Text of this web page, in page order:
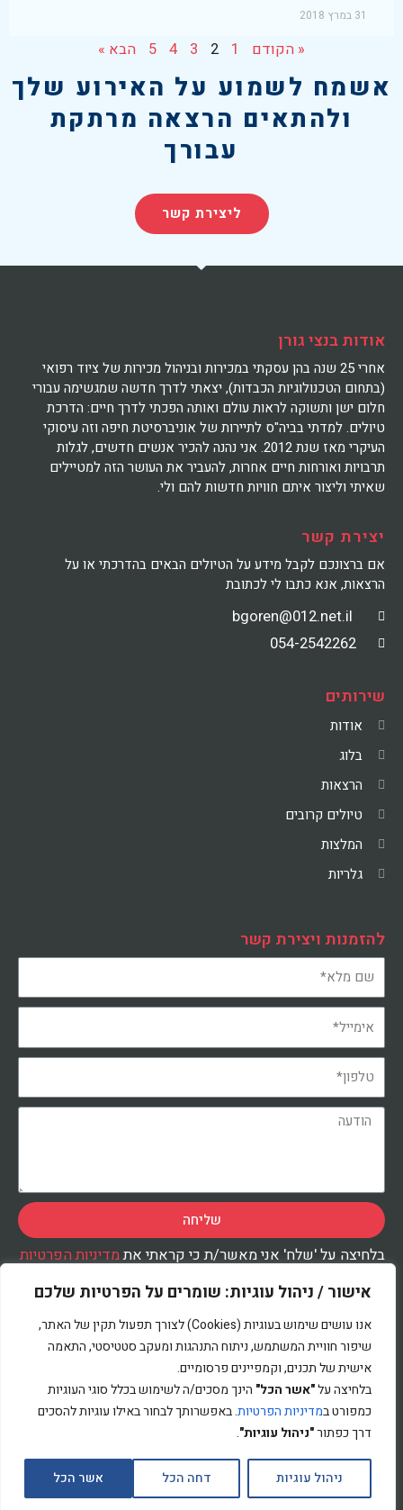
אישור / ניהול עוגיות: שומרים על הפרטיות שלכם
אנו עושים שימוש בעוגיות (Cookies) לצורך תפעול תקין של האתר,
שיפור חוויית המשתמש, ניתוח התנהגות ומעקב סטטיסטי, התאמה
אישית של תכנים, וקמפיינים פרסומיים.
בלחיצה על"אשר הכל" הינך מסכים/ה לשימוש בכלל סוגי העוגיות
כמפורט במדיניות הפרטיות. באפשרותך לבחור באילו עוגיות להסכים
דרך כפתור"ניהול עוגיות".
ניהול עוגיות דחה הכל אשר הכל
31 במרץ 2018
« הקודם 1
2
3
4
5 הבא »
אשמח לשמוע על האירוע שלך
ולהתאים הרצאה מרתקת
עבורך
ליצירת קשר
אודות בנצי גורן
אחרי 25 שנה בהן עסקתי במכירות ובניהול מכירות של ציוד רפואי
(בתחום הטכנולוגיות הכבדות), יצאתי לדרך חדשה שמגשימה עבורי
חלום ישן ותשוקה לראות עולם ואותה הפכתי לדרך חיים: הדרכת
טיולים. למדתי בביה"ס לתיירות של אוניברסיטת חיפה וזה עיסוקי
העיקרי מאז שנת 2012. אני נהנה להכיר אנשים חדשים, לגלות
תרבויות ואורחות חיים אחרות, להעביר את העושר הזה למטיילים
שאיתי וליצור איתם חוויות חדשות להם ולי.
יצירת קשר
אם ברצונכם לקבל מידע על הטיולים הבאים בהדרכתי או על
הרצאות, אנא כתבו לי לכתובת
054-2542262
שירותים
אודות
בלוג
הרצאות
טיולים קרובים
המלצות
גלריות
להזמנות ויצירת קשר
שליחה
בלחיצה על 'שלח' אני מאשר/ת כי קראתי אתמדיניות הפרטיות
לצורך טיפול בפנייתי.
מדיניות הפרטיות
לקבלת עדכונים